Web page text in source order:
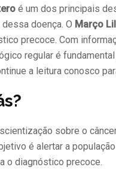
é um dos principais
doença. O Março
precoce. Com
regular é
a leitura conosco
sobre o
é alertar a
o diagnóstico precoce.